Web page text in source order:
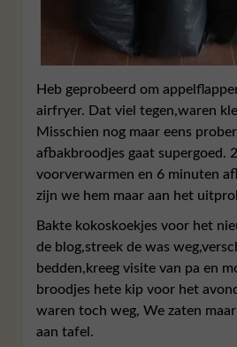
Heb geprobeerd om
airfryer. Dat viel tegen,waren
Misschien nog maar eens
afbakbroodjes gaat supergoed.
voorverwarmen en 6 minuten
zijn we hem maar aan het
Bakte kokoskoekjes voor het
de blog,streek de was
bedden,kreeg visite van pa en
broodjes hete kip voor het
waren toch weg, We zaten
aan tafel.